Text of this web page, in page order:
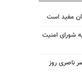
مفید است
شورای امنیت
ناصری روز